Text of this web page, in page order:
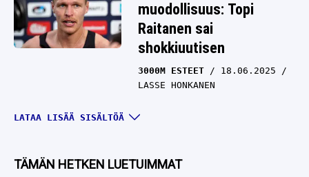
muodollisuus: Topi
Raitanen sai
shokkiuutisen
3000M ESTEET
18.06.2025
LASSE HONKANEN
Topi Raitasen tilanteessa
3000M ESTEET
LATAA LISÄÄ SISÄLTÖÄ
TÄMÄN HETKEN LUETUIMMAT